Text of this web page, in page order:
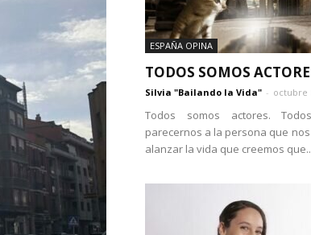
ESPAÑA OPINA
TODOS SOMOS
Silvia "Bailando la Vida" - octubre
Todos somos actores.
parecernos a la persona que
alanzar la vida que creemos